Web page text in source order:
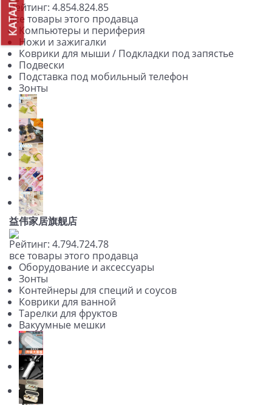
КАТАЛОГ
Рейтинг: 4.854.824.85
все товары этого продавца
Компьютеры и периферия
Ножи и зажигалки
Коврики для мыши / Подкладки под запястье
Подвески
Подставка под мобильный телефон
Зонты
益伟家居旗舰店
Рейтинг: 4.794.724.78
все товары этого продавца
Оборудование и аксессуары
Зонты
Контейнеры для специй и соусов
Коврики для ванной
Тарелки для фруктов
Вакуумные мешки